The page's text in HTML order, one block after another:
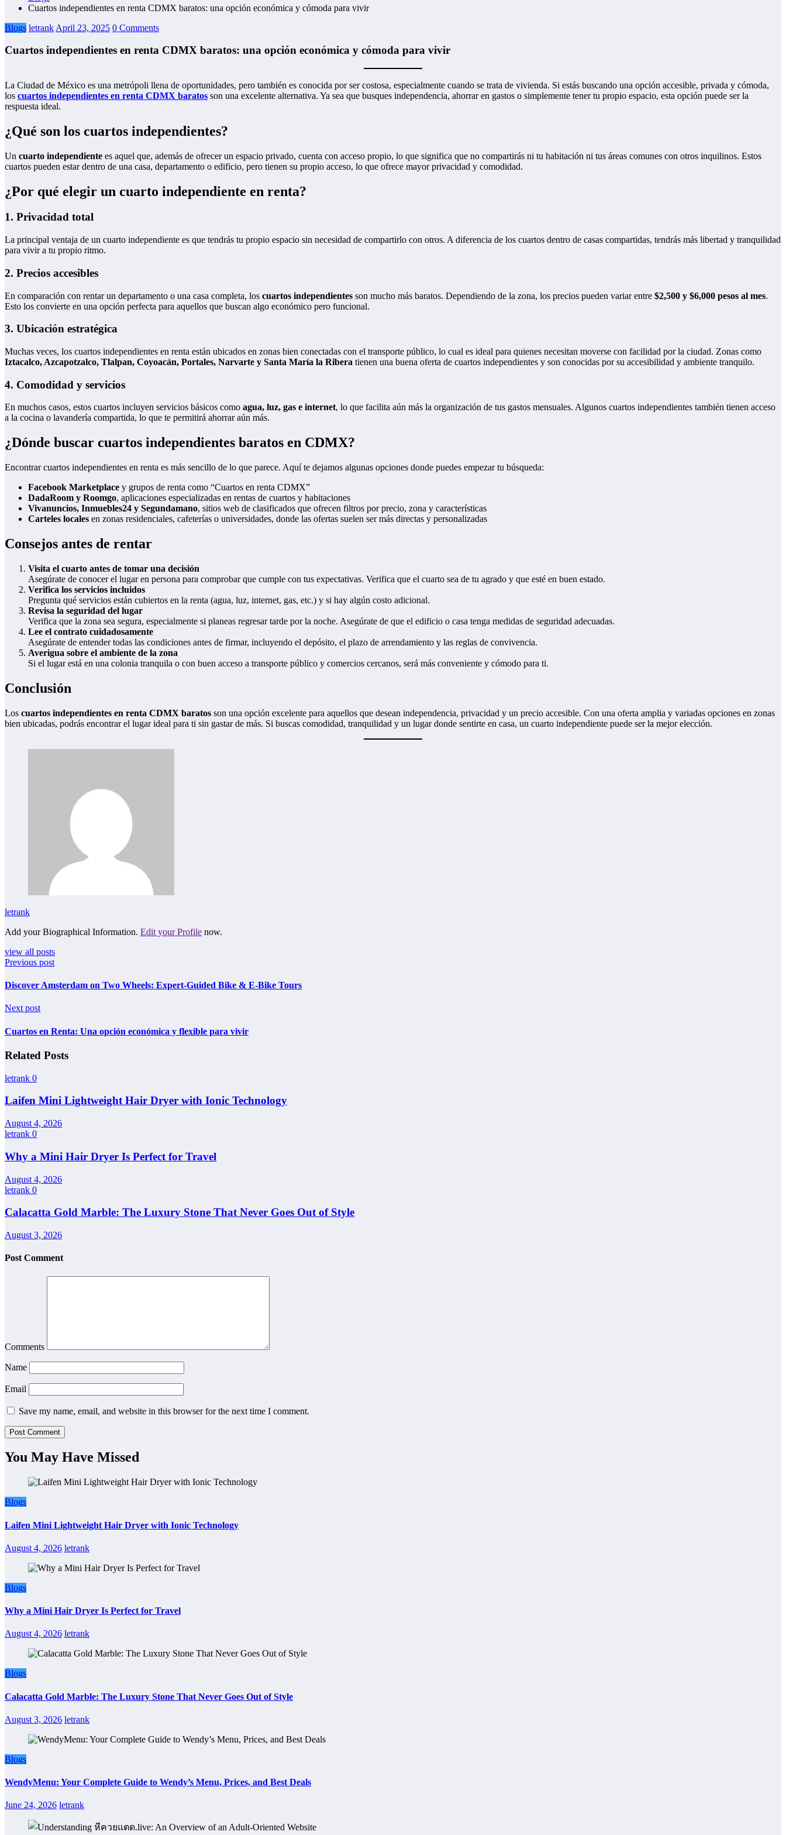
Cuartos independientes en renta CDMX baratos: una opción económica y cómoda para vivir
Blogs letrank April 23, 2025 0 Comments
Cuartos independientes en renta CDMX baratos: una opción económica y cómoda para vivir
La Ciudad de México es una metrópoli llena de oportunidades, pero también es conocida por ser costosa, especialmente cuando se trata de vivienda. Si estás buscando una opción accesible, privada y cómoda,
los cuartos independientes en renta CDMX baratos son una excelente alternativa. Ya sea que busques independencia, ahorrar en gastos o simplemente tener tu propio espacio, esta opción puede ser la
respuesta ideal.
¿Qué son los cuartos independientes?
Un cuarto independiente es aquel que, además de ofrecer un espacio privado, cuenta con acceso propio, lo que significa que no compartirás ni tu habitación ni tus áreas comunes con otros inquilinos. Estos
cuartos pueden estar dentro de una casa, departamento o edificio, pero tienen su propio acceso, lo que ofrece mayor privacidad y comodidad.
¿Por qué elegir un cuarto independiente en renta?
1. Privacidad total
La principal ventaja de un cuarto independiente es que tendrás tu propio espacio sin necesidad de compartirlo con otros. A diferencia de los cuartos dentro de casas compartidas, tendrás más libertad y tranquilidad
para vivir a tu propio ritmo.
2. Precios accesibles
En comparación con rentar un departamento o una casa completa, los cuartos independientes son mucho más baratos. Dependiendo de la zona, los precios pueden variar entre $2,500 y $6,000 pesos al mes.
Esto los convierte en una opción perfecta para aquellos que buscan algo económico pero funcional.
3. Ubicación estratégica
Muchas veces, los cuartos independientes en renta están ubicados en zonas bien conectadas con el transporte público, lo cual es ideal para quienes necesitan moverse con facilidad por la ciudad. Zonas como
Iztacalco, Azcapotzalco, Tlalpan, Coyoacán, Portales, Narvarte y Santa María la Ribera tienen una buena oferta de cuartos independientes y son conocidas por su accesibilidad y ambiente tranquilo.
4. Comodidad y servicios
En muchos casos, estos cuartos incluyen servicios básicos como agua, luz, gas e internet, lo que facilita aún más la organización de tus gastos mensuales. Algunos cuartos independientes también tienen acceso
a la cocina o lavandería compartida, lo que te permitirá ahorrar aún más.
¿Dónde buscar cuartos independientes baratos en CDMX?
Encontrar cuartos independientes en renta es más sencillo de lo que parece. Aquí te dejamos algunas opciones donde puedes empezar tu búsqueda:
Facebook Marketplace y grupos de renta como “Cuartos en renta CDMX”
DadaRoom y Roomgo, aplicaciones especializadas en rentas de cuartos y habitaciones
Vivanuncios, Inmuebles24 y Segundamano, sitios web de clasificados que ofrecen filtros por precio, zona y características
Carteles locales en zonas residenciales, cafeterías o universidades, donde las ofertas suelen ser más directas y personalizadas
Consejos antes de rentar
Visita el cuarto antes de tomar una decisión
Asegúrate de conocer el lugar en persona para comprobar que cumple con tus expectativas. Verifica que el cuarto sea de tu agrado y que esté en buen estado.
Verifica los servicios incluidos
Pregunta qué servicios están cubiertos en la renta (agua, luz, internet, gas, etc.) y si hay algún costo adicional.
Revisa la seguridad del lugar
Verifica que la zona sea segura, especialmente si planeas regresar tarde por la noche. Asegúrate de que el edificio o casa tenga medidas de seguridad adecuadas.
Lee el contrato cuidadosamente
Asegúrate de entender todas las condiciones antes de firmar, incluyendo el depósito, el plazo de arrendamiento y las reglas de convivencia.
Averigua sobre el ambiente de la zona
Si el lugar está en una colonia tranquila o con buen acceso a transporte público y comercios cercanos, será más conveniente y cómodo para ti.
Conclusión
Los cuartos independientes en renta CDMX baratos son una opción excelente para aquellos que desean independencia, privacidad y un precio accesible. Con una oferta amplia y variadas opciones en zonas
bien ubicadas, podrás encontrar el lugar ideal para ti sin gastar de más. Si buscas comodidad, tranquilidad y un lugar donde sentirte en casa, un cuarto independiente puede ser la mejor elección.
letrank
Add your Biographical Information. Edit your Profile now.
view all posts
Previous post
Discover Amsterdam on Two Wheels: Expert-Guided Bike & E‑Bike Tours
Next post
Cuartos en Renta: Una opción económica y flexible para vivir
Related Posts
letrank 0
Laifen Mini Lightweight Hair Dryer with Ionic Technology
August 4, 2026
letrank 0
Why a Mini Hair Dryer Is Perfect for Travel
August 4, 2026
letrank 0
Calacatta Gold Marble: The Luxury Stone That Never Goes Out of Style
August 3, 2026
Post Comment
Comments
Name
Email
Save my name, email, and website in this browser for the next time I comment.
You May Have Missed
Blogs
Laifen Mini Lightweight Hair Dryer with Ionic Technology
August 4, 2026 letrank
Blogs
Why a Mini Hair Dryer Is Perfect for Travel
August 4, 2026 letrank
Blogs
Calacatta Gold Marble: The Luxury Stone That Never Goes Out of Style
August 3, 2026 letrank
Blogs
WendyMenu: Your Complete Guide to Wendy’s Menu, Prices, and Best Deals
June 24, 2026 letrank